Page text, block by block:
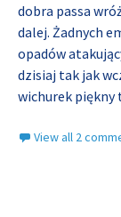
dobra passa
dalej. Żadnych
opadów
dzisiaj tak jak
wichurek piękny
View all 2